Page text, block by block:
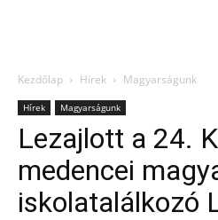
Kezdőlap Hírek Magyarságunk
Hírek Magyarságunk
Lezajlott a 24.
medencei
iskolatalálkozó